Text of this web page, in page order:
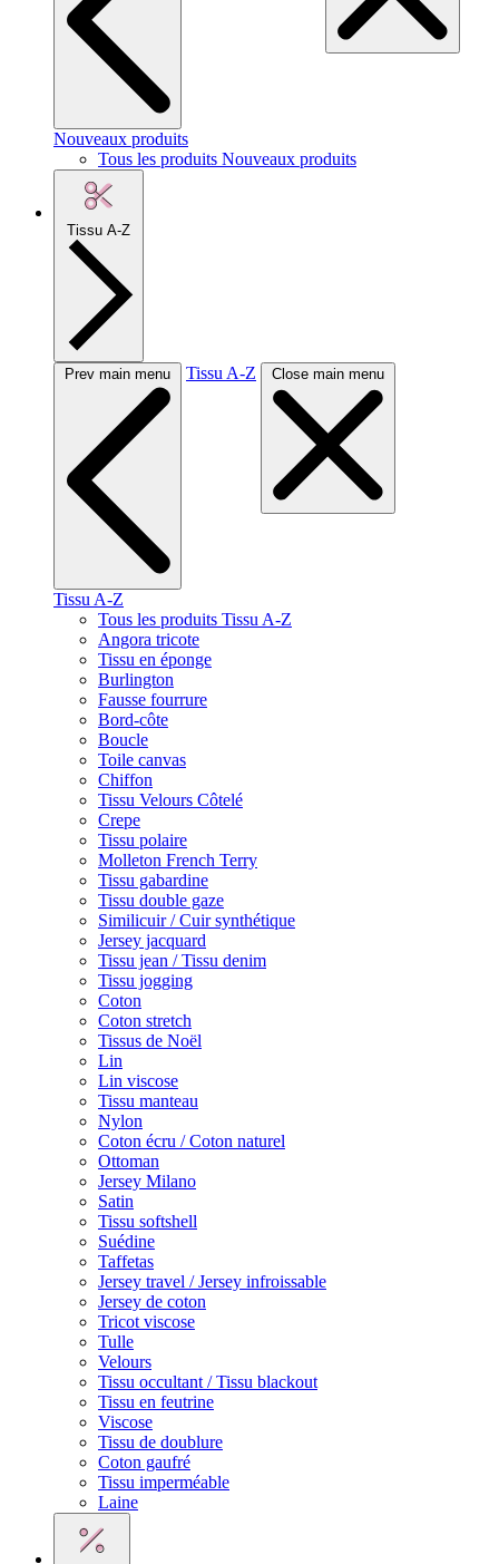
Nouveaux produits
Tous les produits Nouveaux produits
Tissu A-Z
Prev main menu Tissu A-Z Close main menu
Tissu A-Z
Tous les produits Tissu A-Z
Angora tricote
Tissu en éponge
Burlington
Fausse fourrure
Bord-côte
Boucle
Toile canvas
Chiffon
Tissu Velours Côtelé
Crepe
Tissu polaire
Molleton French Terry
Tissu gabardine
Tissu double gaze
Similicuir / Cuir synthétique
Jersey jacquard
Tissu jean / Tissu denim
Tissu jogging
Coton
Coton stretch
Tissus de Noël
Lin
Lin viscose
Tissu manteau
Nylon
Coton écru / Coton naturel
Ottoman
Jersey Milano
Satin
Tissu softshell
Suédine
Taffetas
Jersey travel / Jersey infroissable
Jersey de coton
Tricot viscose
Tulle
Velours
Tissu occultant / Tissu blackout
Tissu en feutrine
Viscose
Tissu de doublure
Coton gaufré
Tissu imperméable
Laine